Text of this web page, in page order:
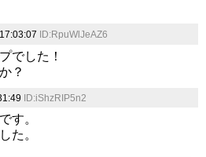
ID:RpuWlJeAZ6
でした！
？
ID:iShzRIP5n2
す。
た。